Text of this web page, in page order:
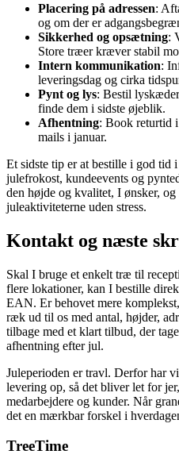
Placering på adressen:
og om der er
Sikkerhed og opsætning:
Store træer kræver stabil
Intern kommunikation:
leveringsdag og cirka
Pynt og lys: Bestil
finde dem i sidste øjeblik.
Afhentning: Book returtid
mails i januar.
Et sidste tip er at bestille i god tid
julefrokost, kundeevents og
den højde og kvalitet, I ønsker,
juleaktiviteterne uden stress.
Kontakt og næste
Skal I bruge et enkelt træ til
flere lokationer, kan I bestille
EAN. Er behovet mere
ræk ud til os med antal, højder,
tilbage med et klart tilbud, der
afhentning efter jul.
Juleperioden er travl. Derfor har
levering op, så det bliver let for
medarbejdere og kunder. Når
det en mærkbar forskel i
TreeTime